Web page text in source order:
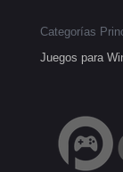
Categorías
Juegos para